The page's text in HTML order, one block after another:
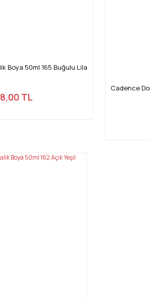
Boya 50ml 165 Buğulu Lila
TL
Cadence